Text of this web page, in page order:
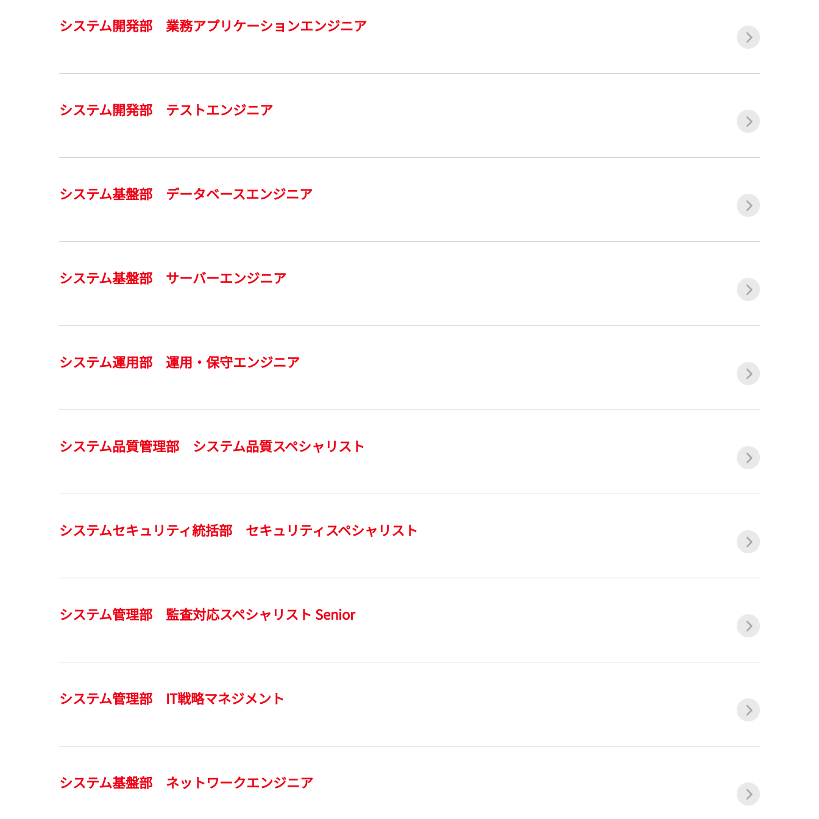
システム開発部 業務アプリケーションエンジニア
システム開発部 テストエンジニア
システム基盤部 データベースエンジニア
システム基盤部 サーバーエンジニア
システム運用部 運用・保守エンジニア
システム品質管理部 システム品質スペシャリスト
システムセキュリティ統括部 セキュリティスペシャリスト
システム管理部 監査対応スペシャリスト Senior
システム管理部 IT戦略マネジメント
システム基盤部 ネットワークエンジニア